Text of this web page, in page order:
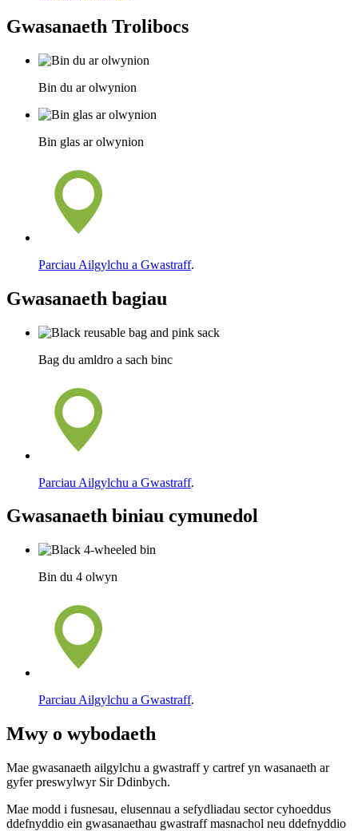
Gwasanaeth Trolibocs
Bin du ar olwynion
Bin glas ar olwynion
Parciau Ailgylchu a Gwastraff.
Gwasanaeth bagiau
Bag du amldro a sach binc
Parciau Ailgylchu a Gwastraff.
Gwasanaeth biniau cymunedol
Bin du 4 olwyn
Parciau Ailgylchu a Gwastraff.
Mwy o wybodaeth
Mae gwasanaeth ailgylchu a gwastraff y cartref yn wasanaeth ar
gyfer preswylwyr Sir Ddinbych.
Mae modd i fusnesau, elusennau a sefydliadau sector cyhoeddus
ddefnyddio ein gwasanaethau gwastraff masnachol neu ddefnyddio